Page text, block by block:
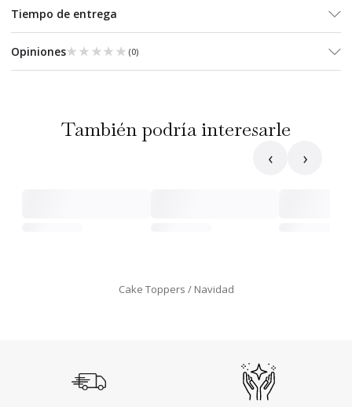
Tiempo de entrega
Opiniones★★★★★
★★★★★ (0)
También podría interesarle
‹ ›
Cake Toppers Navidad